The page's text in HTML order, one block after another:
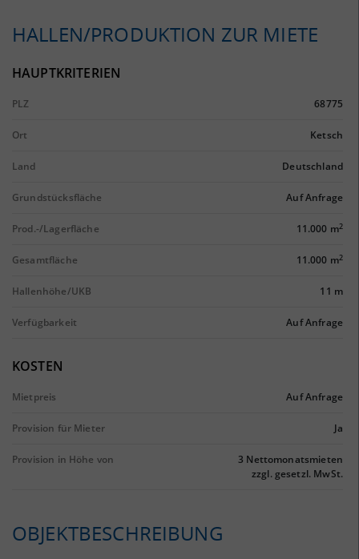
HALLEN/PRODUKTION ZUR MIETE
HAUPTKRITERIEN
PLZ 68775
Ort Ketsch
Land Deutschland
Grundstücksfläche Auf Anfrage
Prod.-/Lagerfläche 11.000 m2
Gesamtfläche 11.000 m2
Hallenhöhe/UKB 11 m
Verfügbarkeit Auf Anfrage
KOSTEN
Mietpreis Auf Anfrage
Provision für Mieter Ja
Provision in Höhe von
3 Nettomonatsmieten
zzgl. gesetzl. MwSt.
OBJEKTBESCHREIBUNG